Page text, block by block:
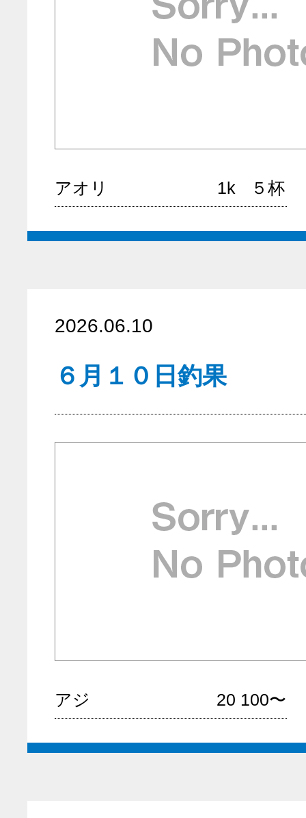
アオリ 1k ５杯
2026.06.10
６月１０日釣果
アジ 20 100〜